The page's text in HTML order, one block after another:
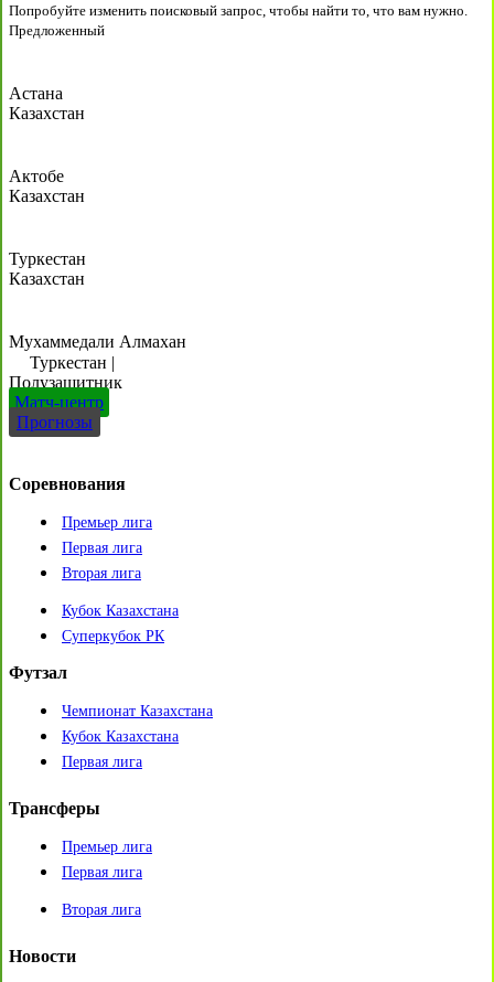
Попробуйте изменить поисковый запрос, чтобы найти то, что вам нужно.
Предложенный
Астана
Казахстан
Актобе
Казахстан
Туркестан
Казахстан
Мухаммедали Алмахан
Туркестан |
Полузащитник
Матч-центр
Прогнозы
Соревнования
Премьер лига
Первая лига
Вторая лига
Кубок Казахстана
Суперкубок РК
Футзал
Чемпионат Казахстана
Кубок Казахстана
Первая лига
Трансферы
Премьер лига
Первая лига
Вторая лига
Новости